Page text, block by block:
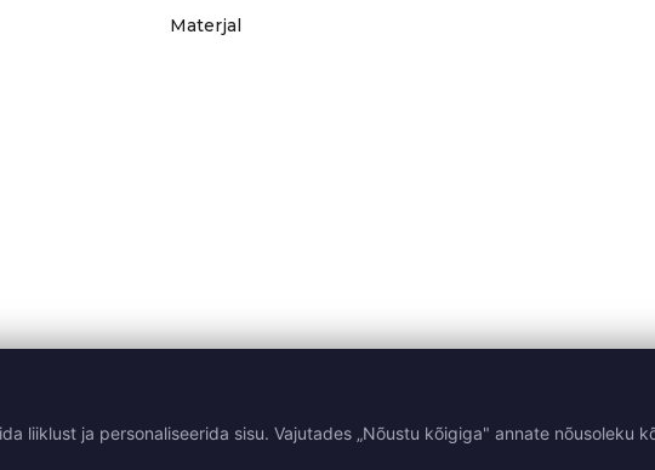
Materjal
liiklust ja personaliseerida sisu. Vajutades „Nõustu kõigiga" annate nõusoleku